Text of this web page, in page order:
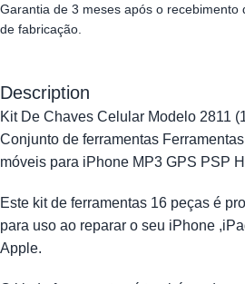
Garantia de 3 meses após o recebimento
de fabricação.
Description
Kit De Chaves Celular Modelo 2811
Conjunto de ferramentas
móveis para iPhone MP3 GPS PSP
Este kit de ferramentas 16 peças é
para uso ao reparar o seu iPhone
Apple.